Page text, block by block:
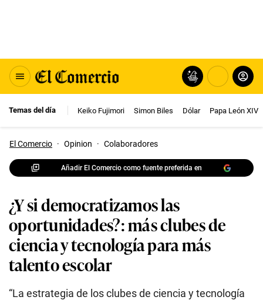
Temas del día Keiko Fujimori Simon Biles Dólar Papa León XIV
El Comercio · Opinion · Colaboradores
Añadir El Comercio como fuente preferida en
¿Y si democratizamos las
oportunidades?: más clubes de
ciencia y tecnología para más
talento escolar
“La estrategia de los clubes de ciencia y tecnología